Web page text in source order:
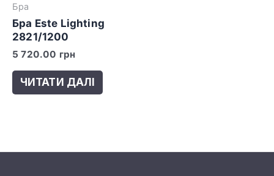
Бра
Бра Este Lighting
2821/1200
5 720.00 грн
ЧИТАТИ ДАЛІ